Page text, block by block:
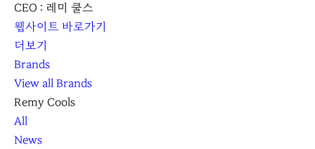
CEO : 레미 쿨스
웹사이트 바로가기
더보기
Brands
View all Brands
Remy Cools
All
News